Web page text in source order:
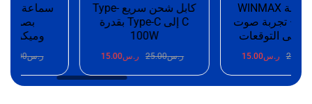
🎧 سماعة WINMAX
– تجربة صوت
التوقعات
ر.س15.00
كابل شحن سريع Type-
C إلى Type-C بقدرة
100W
ر.س25.00 ر.س 15.00
بصوت
ر.س25.00